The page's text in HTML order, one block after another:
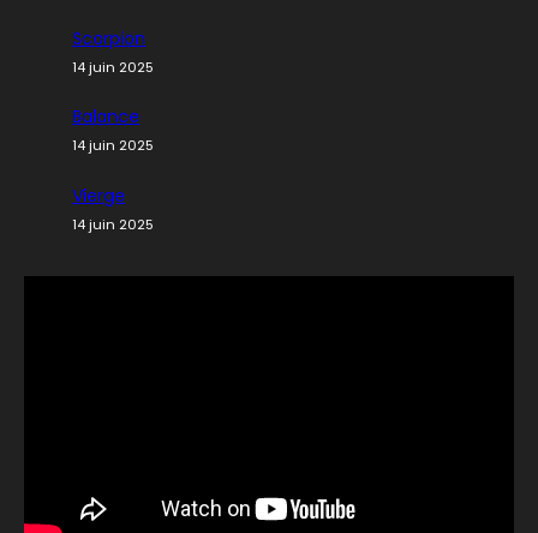
Scorpion
14 juin 2025
Balance
14 juin 2025
Vierge
14 juin 2025